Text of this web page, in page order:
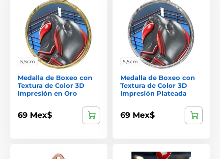
5,5cm
Medalla de Boxeo con
Textura de Color 3D
Impresión en Oro
69 Mex$
5,5cm
Medalla de Boxeo con
Textura de Color 3D
Impresión Plateada
69 Mex$